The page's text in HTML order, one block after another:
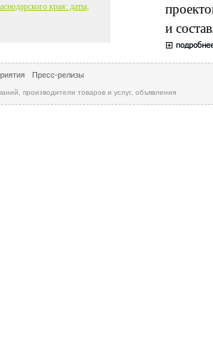
и
края: даты,
Пресс-релизы
производители товаров и услуг, объявления